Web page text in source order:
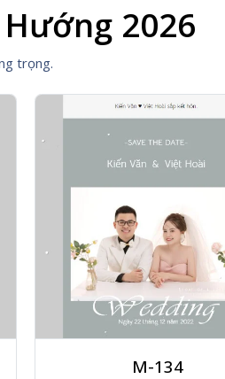
2026
trọng.
M-133